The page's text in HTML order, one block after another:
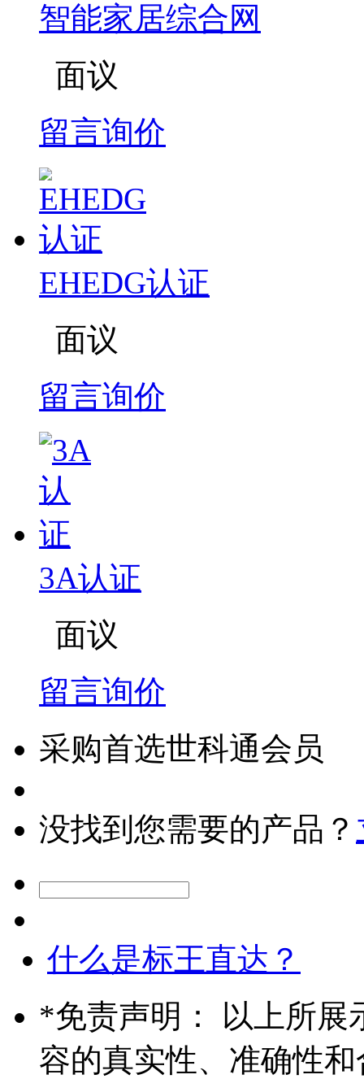
智能家居综合网
面议
留言询价
EHEDG认证
面议
留言询价
3A认证
面议
留言询价
采购首选世科通会员
没找到您需要的产品？
什么是标王直达？
*免责声明： 以上所展
容的真实性、准确性